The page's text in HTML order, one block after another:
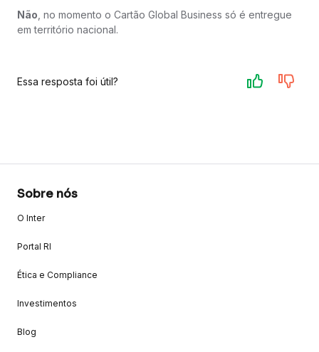
Não , no momento o Cartão Global Business só é entregue
em território nacional.
Essa resposta foi útil?
Sobre nós
O Inter
Portal RI
Ética e Compliance
Investimentos
Blog